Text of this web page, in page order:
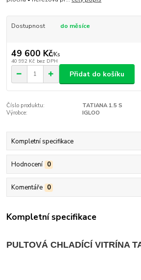
Dostupnost do měsíce
49 600 Kč/Ks
40 992 Kč bez DPH
Přidat do košíku
Číslo produktu:
TATIANA 1.5 S
Výrobce:
IGLOO
Kompletní specifikace
Hodnocení 0
Komentáře 0
Kompletní specifikace
PULTOVÁ CHLADÍCÍ VITRÍNA